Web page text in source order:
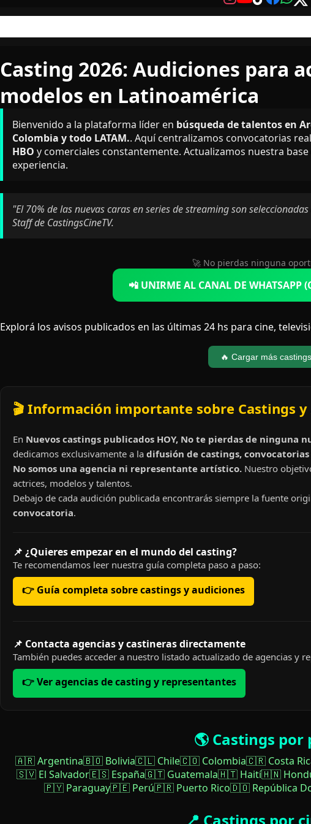
Casting 2026: Audiciones para
modelos en Latinoamérica
Bienvenido a la plataforma líder en búsqueda de talentos en
Colombia y todo LATAM.. Aquí centralizamos convocatorias
HBO y comerciales constantemente. Actualizamos nuestra
experiencia.
"El 70% de las nuevas caras en series de streaming son
Staff de CastingsCineTV.
🚀 No pierdas ninguna
📲 UNIRME AL CANAL DE WHATSAPP
Explorá los avisos publicados en las últimas 24 hs para cine,
🔥 Cargar más castings
🎬 Información importante sobre Castings y
En Nuevos castings publicados HOY, No te pierdas de ninguna
dedicamos exclusivamente a la difusión de castings,
No somos una agencia ni representante artístico. Nuestro
actrices, modelos y talentos.
Debajo de cada audición publicada encontrarás siempre la fuente
convocatoria.
📌 ¿Quieres empezar en el mundo del casting?
Te recomendamos leer nuestra guía completa paso a paso:
👉 Guía completa sobre castings y audiciones
📌 Contacta agencias y castineras directamente
También puedes acceder a nuestro listado actualizado de agencias y
👉 Ver agencias de casting y representantes
🌎 Castings por
🇦🇷 Argentina🇧🇴 Bolivia🇨🇱 Chile🇨🇴 Colombia🇨🇷 Costa
🇸🇻 El Salvador🇪🇸 España🇬🇹 Guatemala🇭🇹 Haití🇭🇳
🇵🇾 Paraguay🇵🇪 Perú🇵🇷 Puerto Rico🇩🇴 República